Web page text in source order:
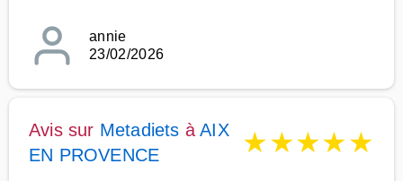
annie
23/02/2026
Avis sur Metadiets àAIX
EN PROVENCE
★★★★★